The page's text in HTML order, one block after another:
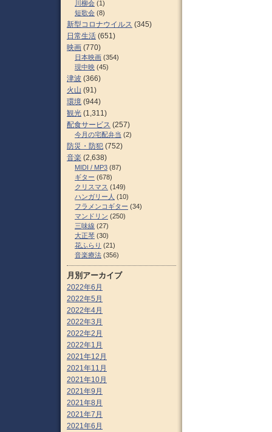
川柳会 (1)
短歌会 (8)
新型コロナウイルス (345)
日常生活 (651)
映画 (770)
日本映画 (354)
現中映 (45)
津波 (366)
火山 (91)
環境 (944)
観光 (1,311)
配食サービス (257)
今月の宅配弁当 (2)
防災・防犯 (752)
音楽 (2,638)
MIDI / MP3 (87)
ギター (678)
クリスマス (149)
ハンガリー人 (10)
フラメンコギター (34)
マンドリン (250)
三味線 (27)
大正琴 (30)
花ふらり (21)
音楽療法 (356)
月別アーカイブ
2022年6月
2022年5月
2022年4月
2022年3月
2022年2月
2022年1月
2021年12月
2021年11月
2021年10月
2021年9月
2021年8月
2021年7月
2021年6月